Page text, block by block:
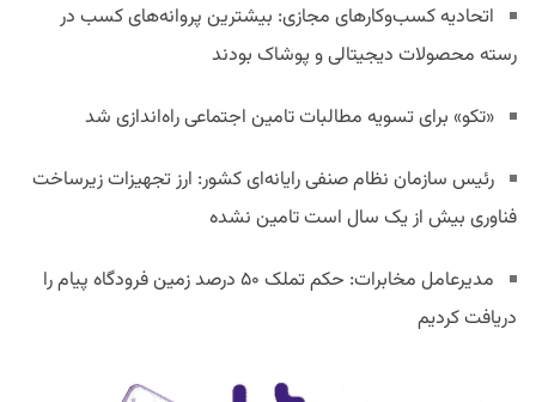
اتحادیه کسب‌وکارهای مجازی: بیشترین پروانه‌های کسب در
رسته محصولات دیجیتالی و پوشاک بودند
«تکو» برای تسویه مطالبات تامین اجتماعی راه‌اندازی شد
رئیس سازمان نظام صنفی رایانه‌ای کشور: ارز تجهیزات زیرساخت
فناوری بیش از یک سال است تامین نشده
مدیرعامل مخابرات: حکم تملک ۵۰ درصد زمین فرودگاه پیام را
دریافت کردیم